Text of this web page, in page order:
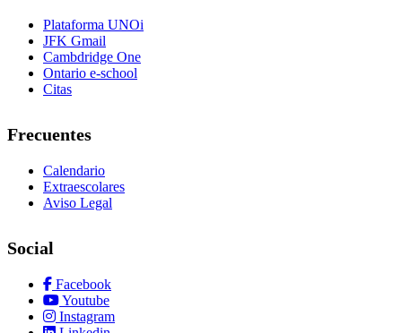
Plataforma UNOi
JFK Gmail
Cambdridge One
Ontario e-school
Citas
Frecuentes
Calendario
Extraescolares
Aviso Legal
Social
Facebook
Youtube
Instagram